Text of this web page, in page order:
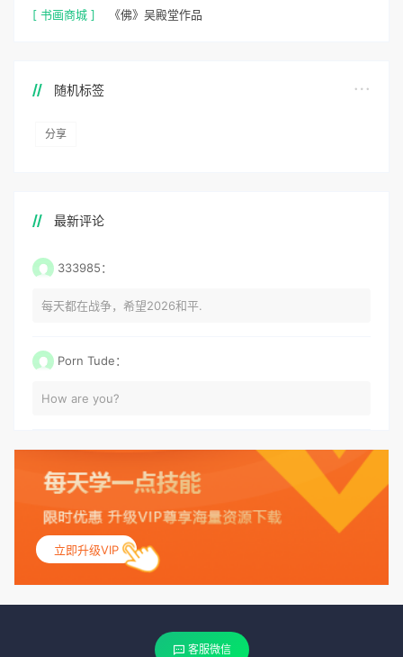
[ 书画商城 ] 《佛》吴殿堂作品
随机标签
分享
最新评论
333985：
每天都在战争，希望2026和平.
Porn Tude：
How are you?
立即升级VIP
客服微信